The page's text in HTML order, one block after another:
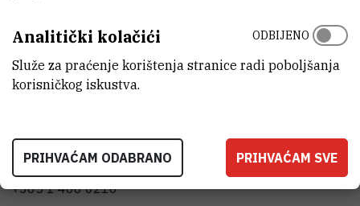
GLAVNI ISTRAŽIVAČ
Vlatka
Vlatka.Filipovic@irb.hr
+385 1 468 0216
Analitički kolačići
Služe za praćenje korištenja stranice radi poboljšanja
korisničkog iskustva.
ODBIJENO
PRIHVAĆAM ODABRANO PRIHVAĆAM SVE